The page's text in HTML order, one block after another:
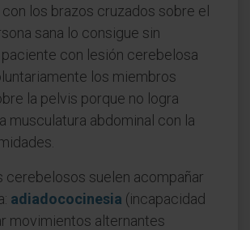
los brazos cruzados sobre el
sana lo consigue sin
con lesión cerebelosa
los miembros
la pelvis porque no logra
musculatura abdominal con la
cerebelosos suelen acompañar
adiadococinesia (incapacidad
movimientos alternantes